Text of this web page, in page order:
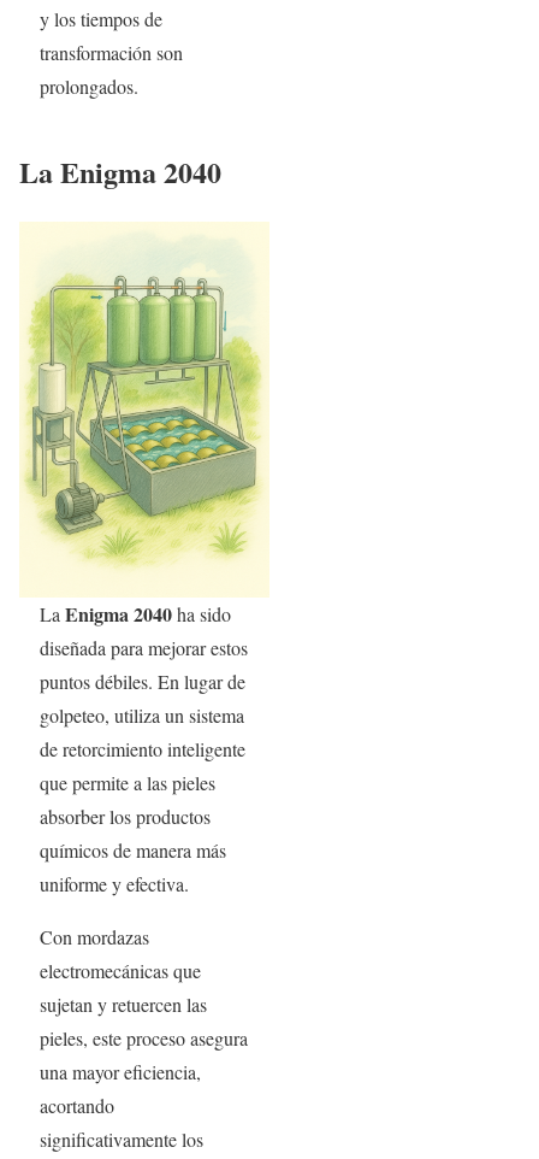
y los tiempos de
transformación son
prolongados.
La Enigma 2040
LaEnigma 2040ha sido
diseñada para mejorar estos
puntos débiles. En lugar de
golpeteo, utiliza un sistema
de retorcimiento inteligente
que permite a las pieles
absorber los productos
químicos de manera más
uniforme y efectiva.
Con mordazas
electromecánicas que
sujetan y retuercen las
pieles, este proceso asegura
una mayor eficiencia,
acortando
significativamente los